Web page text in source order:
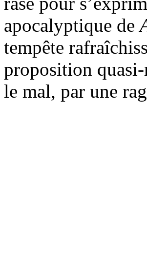
apocalyptique de
tempête
proposition
le mal, par une